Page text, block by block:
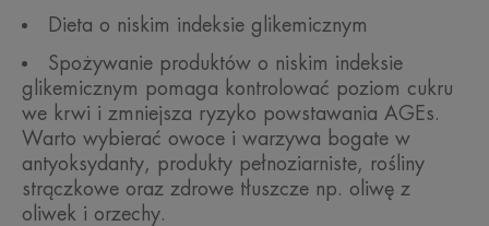
Dieta o niskim indeksie glikemicznym
Spożywanie produktów o niskim indeksie
glikemicznym pomaga kontrolować poziom cukru
we krwi i zmniejsza ryzyko powstawania AGEs.
Warto wybierać owoce i warzywa bogate w
antyoksydanty, produkty pełnoziarniste, rośliny
strączkowe oraz zdrowe tłuszcze np. oliwę z
oliwek i orzechy.